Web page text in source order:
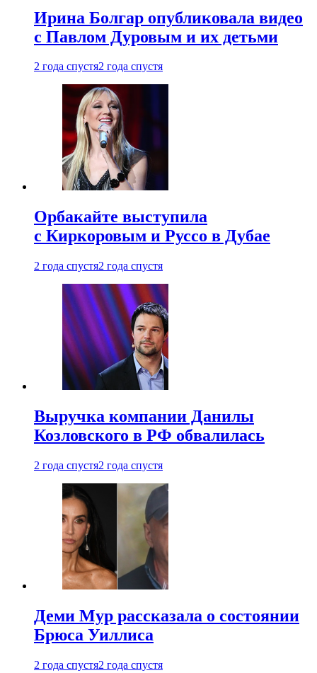
Ирина Болгар опубликовала видео
с Павлом Дуровым и их детьми
2 года спустя2 года спустя
Орбакайте выступила
с Киркоровым и Руссо в Дубае
2 года спустя2 года спустя
Выручка компании Данилы
Козловского в РФ обвалилась
2 года спустя2 года спустя
Деми Мур рассказала о состоянии
Брюса Уиллиса
2 года спустя2 года спустя